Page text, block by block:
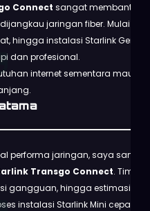
Connect sangat membantu
jaringan fiber. Mulai dari
hingga instalasi Starlink Gen 3
dan profesional.
internet sementara maupun
performa jaringan, saya sangat
Transgo Connect. Tim
gangguan, hingga estimasi
instalasi Starlink Mini cepat,